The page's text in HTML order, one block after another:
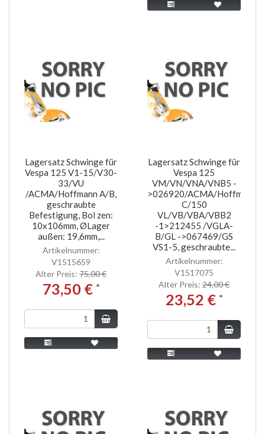
Lagersatz Schwinge für
Vespa 125 V1-15/V30-
33/VU
/ACMA/Hoffmann A/B,
geschraubte
Befestigung, Bol zen:
10x106mm, ØLager
außen: 19,6mm,...
Artikelnummer:
V1515659
Alter Preis: 75,00 €
73,50 € *
Lagersatz Schwinge für
Vespa 125
VM/VN/VNA/VNB5 -
>026920/ACMA/Hoffmann
C/150
VL/VB/VBA/VBB2
-1>212455 /VGLA-
B/GL ->067469/GS
VS1-5, geschraubte...
Artikelnummer:
V1517075
Alter Preis: 24,00 €
23,52 € *